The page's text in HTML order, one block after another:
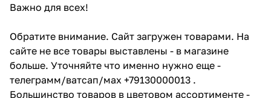
Важно для всех!
Обратите внимание. Сайт загружен товарами. На
сайте не все товары выставлены - в магазине
больше. Уточняйте что именно нужно еще -
телеграмм/ватсап/мах +79130000013 .
Большинство товаров в цветовом ассортименте -